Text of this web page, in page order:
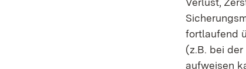
fortlaufend
(z.B. bei
aufweisen